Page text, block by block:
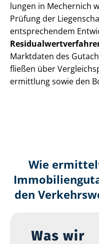
lun­gen in Mechernich
Prüfung der
entsprechendem
Marktdaten des
fließen über
ermitt­lung sowie den
Wie
den